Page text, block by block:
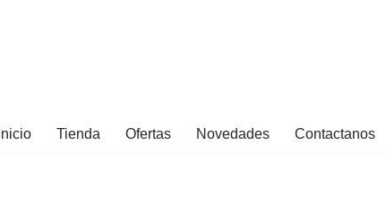
Inicio Tienda Ofertas Novedades Contactanos